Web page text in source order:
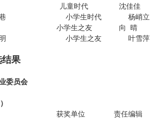
营 儿童时代 沈佳佳
藏深巷 小学生时代 杨峭立
小学生之友 向 晴
的发明 小学生之友 叶雪萍
结果
委员会
名称 获奖单位 责任编辑